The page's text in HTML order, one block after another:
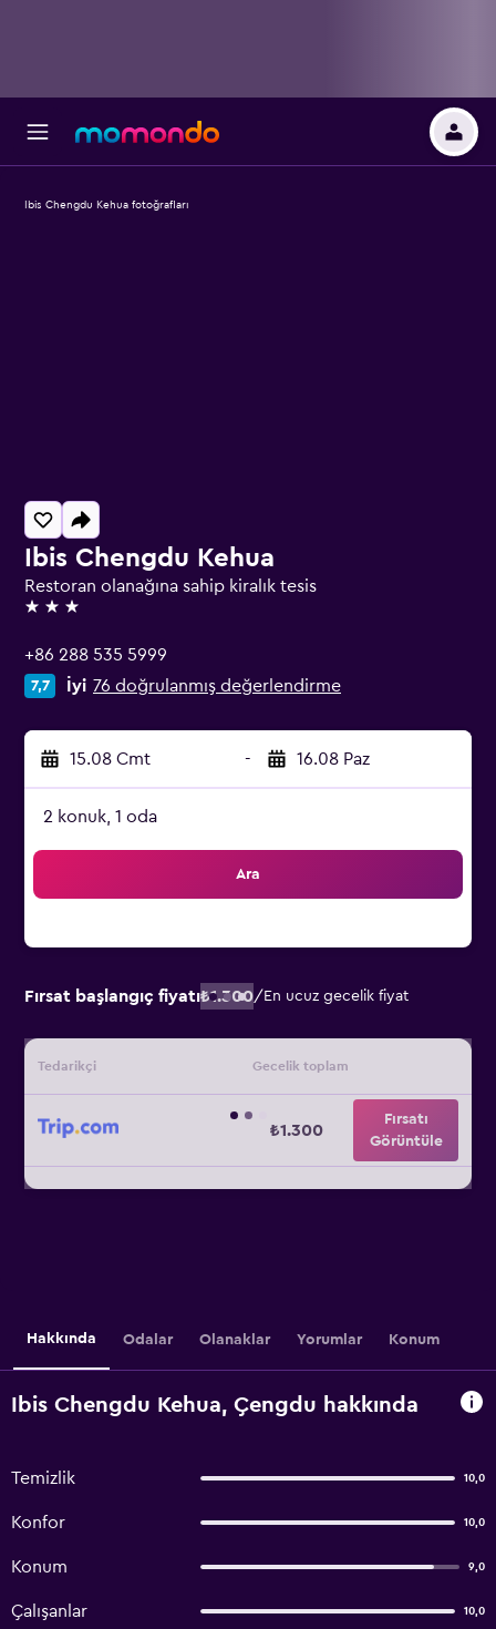
Ibis Chengdu Kehua
Restoran olanağına sahip kiralık tesis
3 yıldız
+86 288 535 5999
7,7 İyi 76 doğrulanmış değerlendirme
15.08 Cmt - 16.08 Paz
2 konuk, 1 oda
Ara
Fırsat başlangıç fiyatı₺1.300/ En ucuz gecelik fiyat
Tedarikçi Gecelik toplam
₺1.300
Fırsatı
Görüntüle
Ibis Chengdu Kehua fotoğrafları
Hakkında Odalar Olanaklar Yorumlar Konum
Ibis Chengdu Kehua, Çengdu hakkında
Temizlik 10,0
Konfor 10,0
Konum 9,0
Çalışanlar 10,0